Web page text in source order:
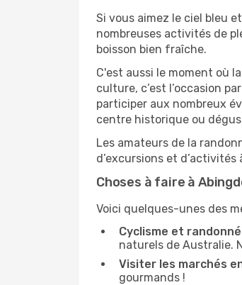
Si vous aimez le ciel bleu
nombreuses activités de
boisson bien fraîche.
C'est aussi le moment où
culture, c’est l’occasion
participer aux nombreux
centre historique ou
Les amateurs de la
d’excursions et
Choses à faire à
Voici quelques-unes des
Cyclisme et
naturels de Australie.
Visiter les marchés
gourmands !